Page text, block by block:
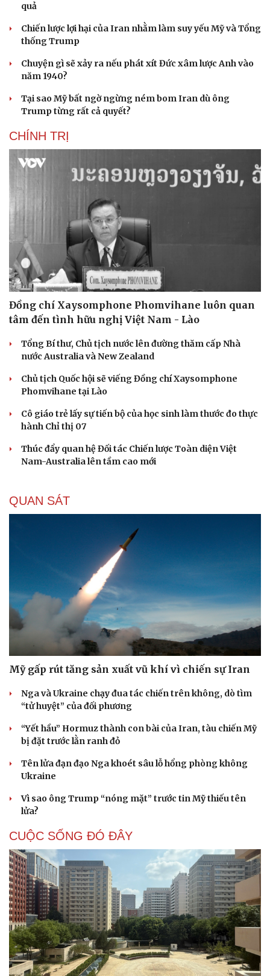
quả
Chiến lược lợi hại của Iran nhằm làm suy yếu Mỹ và Tổng
thống Trump
Chuyện gì sẽ xảy ra nếu phát xít Đức xâm lược Anh vào
năm 1940?
Tại sao Mỹ bất ngờ ngừng ném bom Iran dù ông
Trump từng rất cả quyết?
CHÍNH TRỊ
Đồng chí Xaysomphone Phomvihane luôn quan
tâm đến tình hữu nghị Việt Nam - Lào
Tổng Bí thư, Chủ tịch nước lên đường thăm cấp Nhà
nước Australia và New Zealand
Chủ tịch Quốc hội sẽ viếng Đồng chí Xaysomphone
Phomvihane tại Lào
Cô giáo trẻ lấy sự tiến bộ của học sinh làm thước đo thực
hành Chỉ thị 07
Thúc đẩy quan hệ Đối tác Chiến lược Toàn diện Việt
Nam-Australia lên tầm cao mới
QUAN SÁT
Mỹ gấp rút tăng sản xuất vũ khí vì chiến sự Iran
Nga và Ukraine chạy đua tác chiến trên không, dò tìm
“tử huyệt” của đối phương
“Yết hầu” Hormuz thành con bài của Iran, tàu chiến Mỹ
bị đặt trước lằn ranh đỏ
Tên lửa đạn đạo Nga khoét sâu lỗ hổng phòng không
Ukraine
Vì sao ông Trump “nóng mặt” trước tin Mỹ thiếu tên
lửa?
CUỘC SỐNG ĐÓ ĐÂY